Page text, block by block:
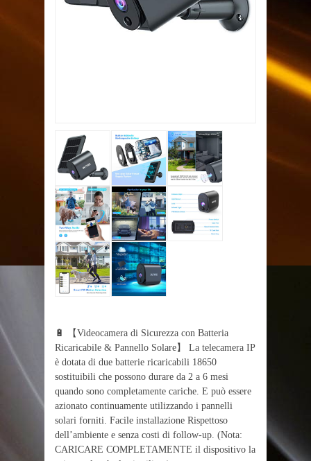
🔋 【Videocamera di Sicurezza con Batteria
Ricaricabile & Pannello Solare】 La telecamera IP
è dotata di due batterie ricaricabili 18650
sostituibili che possono durare da 2 a 6 mesi
quando sono completamente cariche. E può essere
azionato continuamente utilizzando i pannelli
solari forniti. Facile installazione Rispettoso
dell’ambiente e senza costi di follow-up. (Nota:
CARICARE COMPLETAMENTE il dispositivo la